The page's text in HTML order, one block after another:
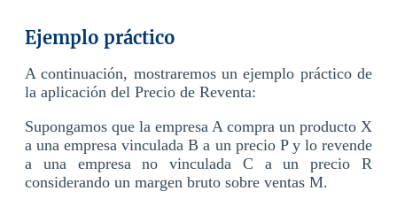
Ejemplo práctico
A continuación, mostraremos un ejemplo práctico de
la aplicación del Precio de Reventa:
Supongamos que la empresa A compra un producto X
a una empresa vinculada B a un precio P y lo revende
a una empresa no vinculada C a un precio R
considerando un margen bruto sobre ventas M.